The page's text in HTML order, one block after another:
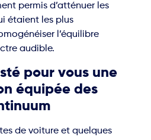
permis d’atténuer les
étaient les plus
l’équilibre
audible.
pour vous une
équipée des
de voiture et quelques